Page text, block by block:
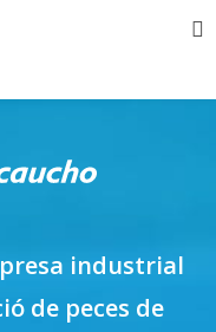
industrial
de peces de